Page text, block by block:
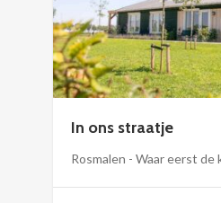
In ons straatje
Rosmalen - Waar eerst